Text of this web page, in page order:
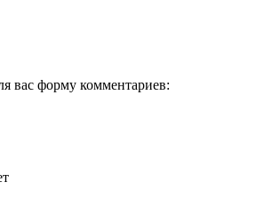
вас форму комментариев: